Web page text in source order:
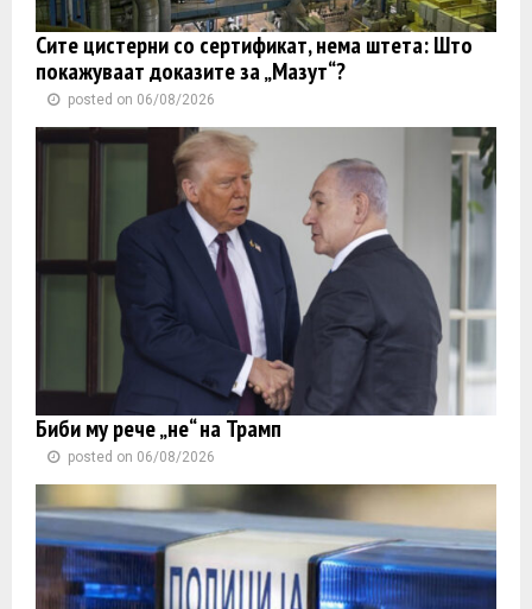
Сите цистерни со сертификат, нема штета: Што
покажуваат доказите за „Мазут“?
posted on 06/08/2026
Биби му рече „не“ на Трамп
posted on 06/08/2026